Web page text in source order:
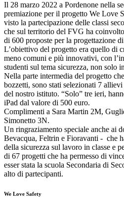
Il 28 marzo 2022 a Pordenone nella
premiazione per il progetto We Love
visto la partecipazione delle classi
che sul territorio del FVG ha
di 600 proposte per la progettazione
L’obiettivo del progetto era quello di
meno comuni e più innovativi, con
studenti sul tema sicurezza, non solo
Nella parte intermedia del progetto
bozzetti, sono stati selezionati 7
del nostro istituto. “Solo” tre ieri,
iPad dal valore di 500 euro.
Complimenti a Sara Martin 2M,
Simonetto 3N.
Un ringraziamento speciale anche ai
Bevacqua, Feltrin e Fioravanti - che
della sicurezza sul lavoro in classe e
di 67 progetti che ha permesso di
esser stata la scuola Secondaria di
alto di partecipanti.
We Love Safety